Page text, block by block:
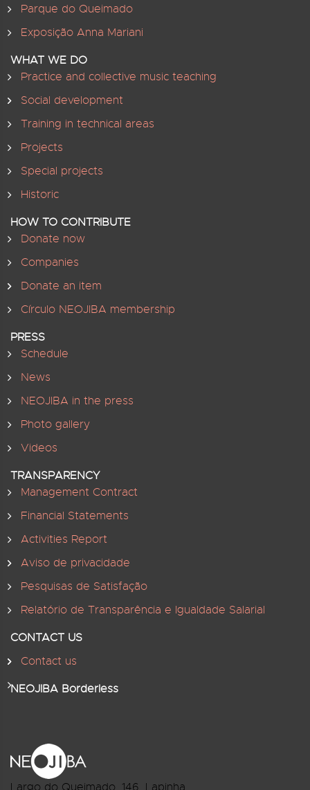
Parque do Queimado
Exposição Anna Mariani
WHAT WE DO
Practice and collective music teaching
Social development
Training in technical areas
Projects
Special projects
Historic
HOW TO CONTRIBUTE
Donate now
Companies
Donate an item
Círculo NEOJIBA membership
PRESS
Schedule
News
NEOJIBA in the press
Photo gallery
Videos
TRANSPARENCY
Management Contract
Financial Statements
Activities Report
Aviso de privacidade
Pesquisas de Satisfação
Relatório de Transparência e Igualdade Salarial
CONTACT US
Contact us
NEOJIBA Borderless
Largo do Queimado, 146 , Lapinha